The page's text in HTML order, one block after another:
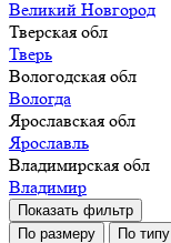
Великий Новгород
Тверская обл
Тверь
Вологодская обл
Вологда
Ярославская обл
Ярославль
Владимирская обл
Владимир
Показать фильтр
По размеру
По типу